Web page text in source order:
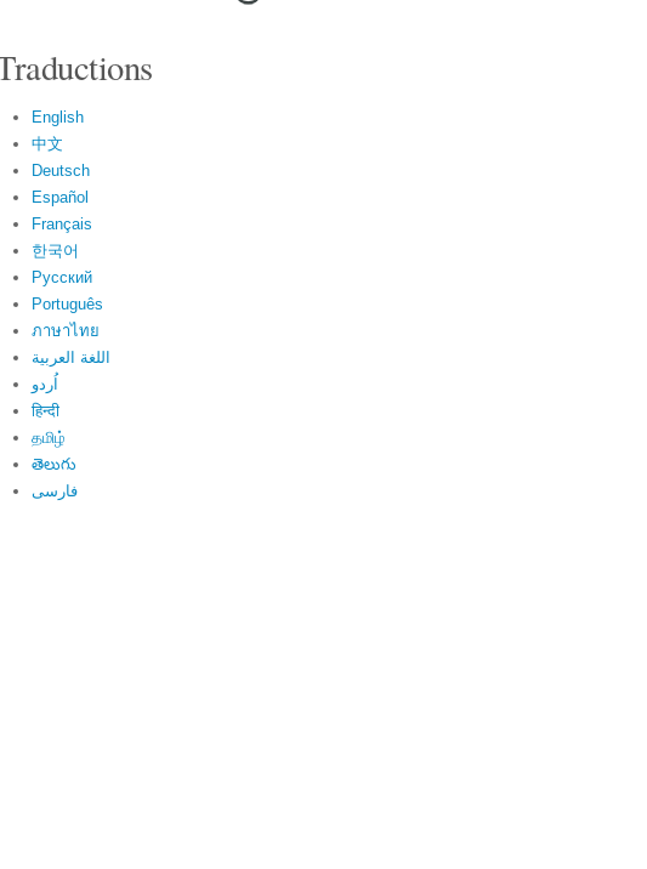
English
中文
Deutsch
Español
Français
한국어
Русский
Português
ภาษาไทย
اللغة العربية
اُردو
हिन्दी
தமிழ்
తెలుగు
فارسی